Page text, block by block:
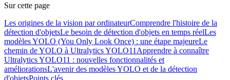
Sur cette page
Les origines de la vision par ordinateurComprendre l'histoire de la
détection d'objetsLe besoin de détection d'objets en temps réelLes
modèles YOLO (You Only Look Once) : une étape majeureLe
chemin de YOLO à Ultralytics YOLO11 Apprendre à connaître
Ultralytics YOLO11 : nouvelles fonctionnalités et
améliorationsL'avenir des modèles YOLO et de la détection
d'objetsPoints clés